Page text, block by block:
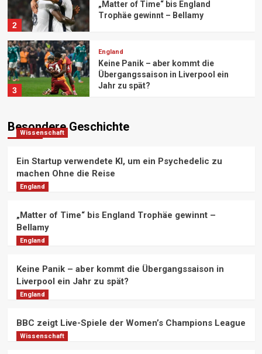
2
„Matter of Time“ bis England
Trophäe gewinnt – Bellamy
3
England
Keine Panik – aber kommt die
Übergangssaison in Liverpool ein
Jahr zu spät?
England
BBC zeigt Live-Spiele der Women’s
5
Lücke füllen?
Wissenschaftler hilft bei der Leitung
von AI Lab
Warum ein VC Denkt Quantum Ist ein
Besondere Geschichte
Wissenschaft
Ein Startup verwendete KI, um ein Psychedelic zu
machen Ohne die Reise
England
„Matter of Time“ bis England Trophäe gewinnt –
Bellamy
England
Keine Panik – aber kommt die Übergangssaison in
Liverpool ein Jahr zu spät?
England
BBC zeigt Live-Spiele der Women’s Champions League
Wissenschaft